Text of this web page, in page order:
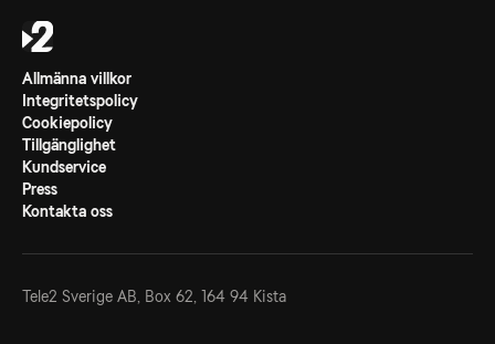
Allmänna villkor
Integritetspolicy
Cookiepolicy
Tillgänglighet
Kundservice
Press
Kontakta oss
Tele2 Sverige AB, Box 62, 164 94 Kista